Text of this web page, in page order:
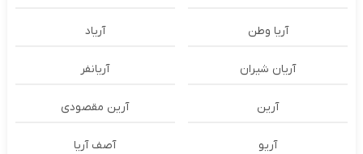
آریا وطن آریاد
آریان شیران آریانفر
آرین آرین مقصودی
آریو آصف آریا